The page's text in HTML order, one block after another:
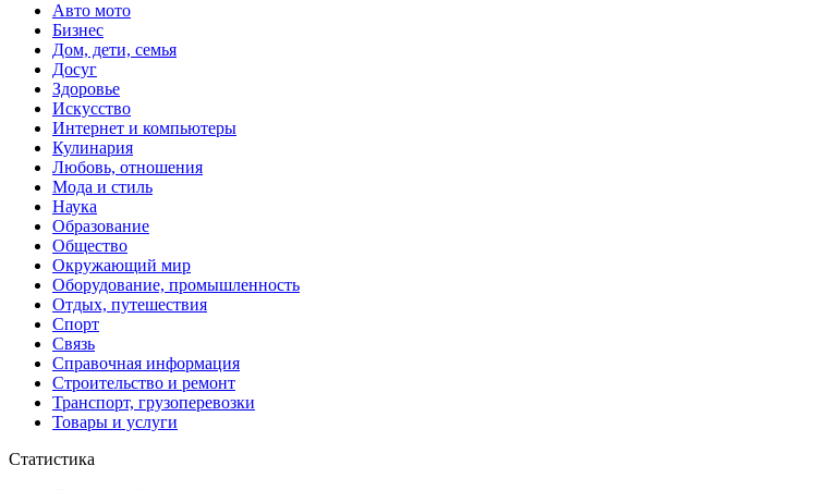
Авто мото
Бизнес
Дом, дети, семья
Досуг
Здоровье
Искусство
Интернет и компьютеры
Кулинария
Любовь, отношения
Мода и стиль
Наука
Образование
Общество
Окружающий мир
Оборудование, промышленность
Отдых, путешествия
Спорт
Связь
Справочная информация
Строительство и ремонт
Транспорт, грузоперевозки
Товары и услуги
Статистика